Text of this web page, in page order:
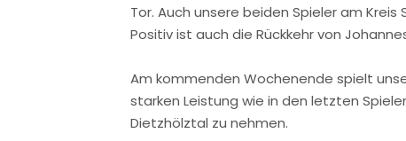
Tor. Auch unsere beiden Spieler am
Positiv ist auch die Rückkehr von
Am kommenden Wochenende spielt
starken Leistung wie in den letzten
Dietzhölztal zu nehmen.